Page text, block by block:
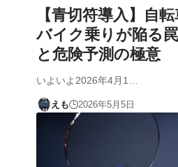
【青切符導入】自
バイク乗りが陥る
と危険予測の極意
いよいよ2026年4月1…
えも 2026年5月5日